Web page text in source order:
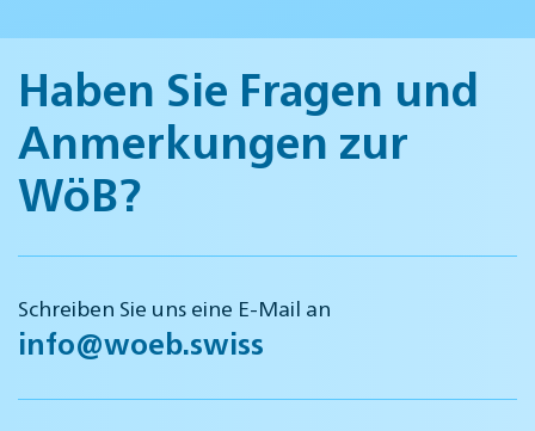
Haben Sie Fragen und
Anmerkungen zur
WöB?
Schreiben Sie uns eine E-Mail an
info@woeb.swiss